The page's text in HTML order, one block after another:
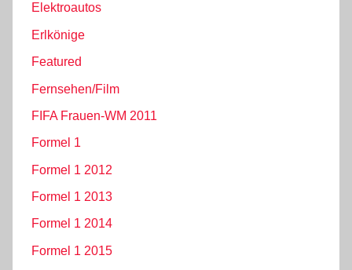
Elektroautos
Erlkönige
Featured
Fernsehen/Film
FIFA Frauen-WM 2011
Formel 1
Formel 1 2012
Formel 1 2013
Formel 1 2014
Formel 1 2015